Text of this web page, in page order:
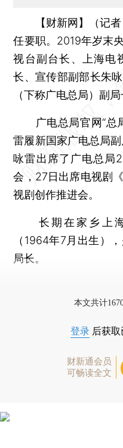
【财新网】（记者
任要职。2019年岁末
视台副台长、上海电
长、宣传部副部长朱
（下称广电总局）副局
广电总局官网“总
雷履新国家广电总局
咏雷出席了广电总局
会，27日出席电视剧
视剧创作推进会。
长期在家乡上海
（1964年7月出生）
局长。
本文共计
登录 后获
财新通会员
可畅读全文